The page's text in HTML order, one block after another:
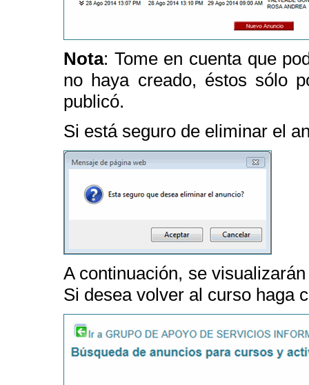
Nota: Tome en cuenta que
no haya creado, éstos sólo
publicó.
Si está seguro de eliminar el
A continuación, se
Si desea volver al curso haga